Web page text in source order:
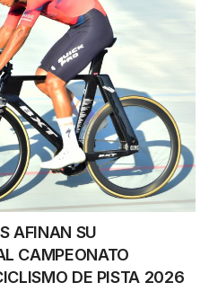
AFINAN SU
CAMPEONATO
DE PISTA 2026